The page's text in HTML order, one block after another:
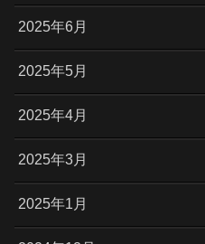
2025年6月
2025年5月
2025年4月
2025年3月
2025年1月